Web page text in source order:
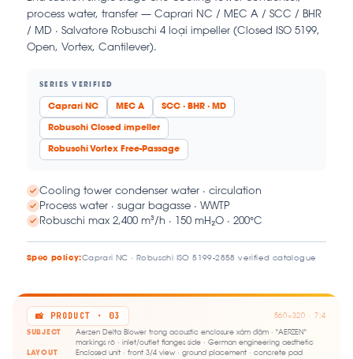
process water, transfer — Caprari NC / MEC A / SCC / BHR
/ MD · Salvatore Robuschi 4 loại impeller (Closed ISO 5199,
Open, Vortex, Cantilever).
SERIES VERIFIED
Caprari NC MEC A SCC · BHR · MD
Robuschi Closed impeller
Robuschi Vortex Free-Passage
Cooling tower condenser water · circulation
Process water · sugar bagasse · WWTP
Robuschi max 2,400 m³/h · 150 mH₂O · 200°C
Spec policy:Caprari NC · Robuschi ISO 5199-2858 verified catalogue
📸 PRODUCT · 03 560×320 · 7:4
SUBJECT
Aerzen Delta Blower trong acoustic enclosure xám đậm · "AERZEN"
markings rõ · inlet/outlet flanges side · German engineering aesthetic
LAYOUT
Enclosed unit · front 3/4 view · ground placement · concrete pad